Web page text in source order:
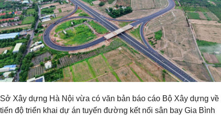
Sở Xây dựng Hà Nội vừa có văn bản báo cáo Bộ Xây dựng về
tiến độ triển khai dự án tuyến đường kết nối sân bay Gia Bình